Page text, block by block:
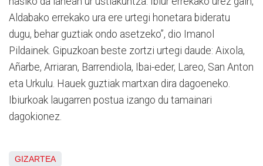
Aldabako errekako ura ere urtegi honetara bideratu
dugu, behar guztiak ondo asetzeko”, dio Imanol
Pildainek. Gipuzkoan beste zortzi urtegi daude: Aixola,
Añarbe, Arriaran, Barrendiola, Ibai-eder, Lareo, San Anton
eta Urkulu. Hauek guztiak martxan dira dagoeneko.
Ibiurkoak laugarren postua izango du tamainari
dagokionez.
GIZARTEA